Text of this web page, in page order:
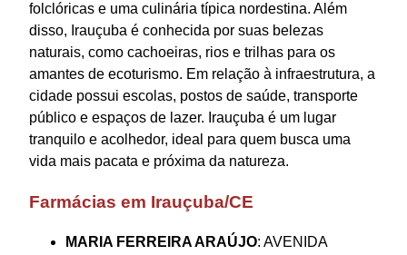
folclóricas e uma culinária típica nordestina. Além
disso, Irauçuba é conhecida por suas belezas
naturais, como cachoeiras, rios e trilhas para os
amantes de ecoturismo. Em relação à infraestrutura, a
cidade possui escolas, postos de saúde, transporte
público e espaços de lazer. Irauçuba é um lugar
tranquilo e acolhedor, ideal para quem busca uma
vida mais pacata e próxima da natureza.
Farmácias em Irauçuba/CE
MARIA FERREIRA ARAÚJO: AVENIDA